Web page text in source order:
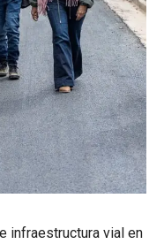
infraestructura vial en